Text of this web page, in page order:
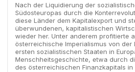
Nach der Liquidierung der
Südosteuropas durch die
diese Länder dem Kapitalexport und
überwundenen, kapitalistischen
wieder her. Unter anderem profitierte
österreichische Imperialismus von der
ersten sozialistischen Staaten in
Menschheitsgeschichte, etwa durch
des österreichischen Finanzkapitals